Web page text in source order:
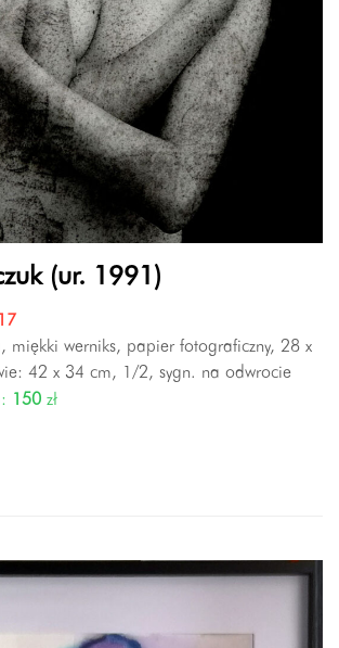
(ur. 1991)
miękki werniks, papier fotograficzny, 28 x
42 x 34 cm, 1/2, sygn. na odwrocie
150 zł